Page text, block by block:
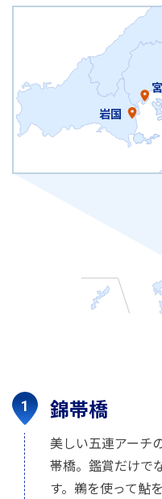
岩国
錦帯橋
美しい五連アーチ
帯橋。鑑賞だけで
す。鵜を使って鮎